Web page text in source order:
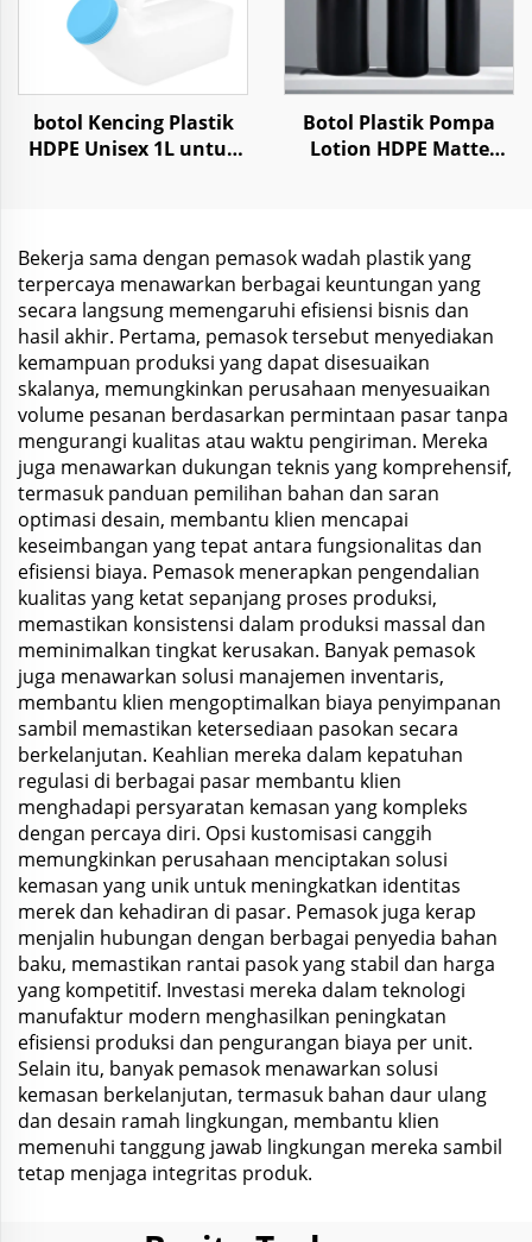
botol Kencing Plastik
HDPE Unisex 1L untuk
Botol Plastik Pompa
Lotion HDPE Matte
Bekerja sama dengan pemasok wadah plastik yang
terpercaya menawarkan berbagai keuntungan yang
secara langsung memengaruhi efisiensi bisnis dan
hasil akhir. Pertama, pemasok tersebut menyediakan
kemampuan produksi yang dapat disesuaikan
skalanya, memungkinkan perusahaan menyesuaikan
volume pesanan berdasarkan permintaan pasar tanpa
mengurangi kualitas atau waktu pengiriman. Mereka
juga menawarkan dukungan teknis yang komprehensif,
termasuk panduan pemilihan bahan dan saran
optimasi desain, membantu klien mencapai
keseimbangan yang tepat antara fungsionalitas dan
efisiensi biaya. Pemasok menerapkan pengendalian
kualitas yang ketat sepanjang proses produksi,
memastikan konsistensi dalam produksi massal dan
meminimalkan tingkat kerusakan. Banyak pemasok
juga menawarkan solusi manajemen inventaris,
membantu klien mengoptimalkan biaya penyimpanan
sambil memastikan ketersediaan pasokan secara
berkelanjutan. Keahlian mereka dalam kepatuhan
regulasi di berbagai pasar membantu klien
menghadapi persyaratan kemasan yang kompleks
dengan percaya diri. Opsi kustomisasi canggih
memungkinkan perusahaan menciptakan solusi
kemasan yang unik untuk meningkatkan identitas
merek dan kehadiran di pasar. Pemasok juga kerap
menjalin hubungan dengan berbagai penyedia bahan
baku, memastikan rantai pasok yang stabil dan harga
yang kompetitif. Investasi mereka dalam teknologi
manufaktur modern menghasilkan peningkatan
efisiensi produksi dan pengurangan biaya per unit.
Selain itu, banyak pemasok menawarkan solusi
kemasan berkelanjutan, termasuk bahan daur ulang
dan desain ramah lingkungan, membantu klien
memenuhi tanggung jawab lingkungan mereka sambil
tetap menjaga integritas produk.